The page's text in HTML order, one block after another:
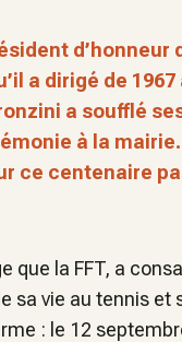
d’honneur
a dirigé de 1967
a soufflé
à la
ce centenaire
que la FFT, a
sa vie au tennis et
: le 12